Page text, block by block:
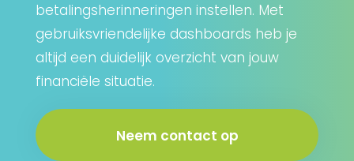
betalingsherinneringen instellen. Met
gebruiksvriendelijke dashboards heb je
altijd een duidelijk overzicht van jouw
financiële situatie.
Neem contact op